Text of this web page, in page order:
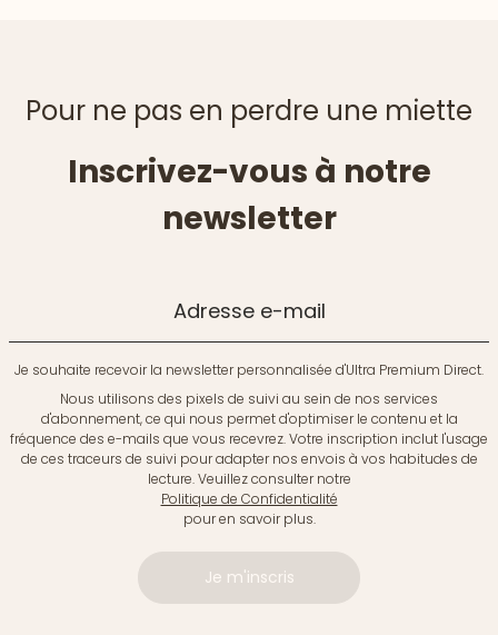
Pour ne pas en perdre une miette
Inscrivez-vous à notre
newsletter
Adresse e-mail
Je souhaite recevoir la newsletter personnalisée d'Ultra Premium Direct.
Nous utilisons des pixels de suivi au sein de nos services
d'abonnement, ce qui nous permet d'optimiser le contenu et la
fréquence des e-mails que vous recevrez. Votre inscription inclut l'usage
de ces traceurs de suivi pour adapter nos envois à vos habitudes de
lecture. Veuillez consulter notre
Politique de Confidentialité
pour en savoir plus.
Je m'inscris